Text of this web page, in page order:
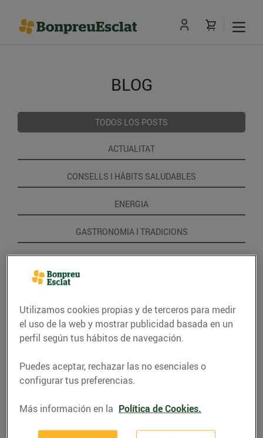
BLOG
TODOS LOS POSTS
ACTUALITAT
CONSELLS I HÀBITS SALUDABLES
ENERGIA
GASTRONOMIA I TRADICIONS
RECEPTES
RECETAS
Utilizamos cookies propias y de terceros para medir
el uso de la web y mostrar publicidad basada en un
perfil según tus hábitos de navegación.
Puedes aceptar, rechazar las no esenciales o
configurar tus preferencias.
Más información en la Política de Cookies.